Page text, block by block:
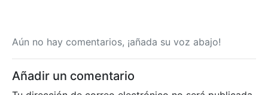
Aún no hay comentarios, ¡añada su voz abajo!
Añadir un comentario